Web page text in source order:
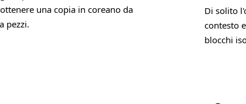
una copia in coreano da
pezzi.
Di solito
contesto
blocchi